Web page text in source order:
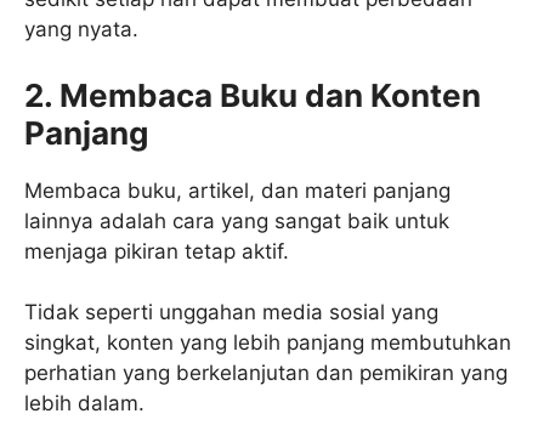
yang nyata.
2. Membaca Buku dan Konten
Panjang
Membaca buku, artikel, dan materi panjang
lainnya adalah cara yang sangat baik untuk
menjaga pikiran tetap aktif.
Tidak seperti unggahan media sosial yang
singkat, konten yang lebih panjang membutuhkan
perhatian yang berkelanjutan dan pemikiran yang
lebih dalam.